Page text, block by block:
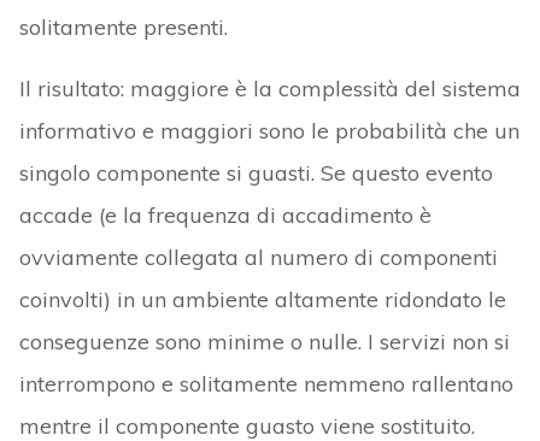
solitamente presenti.
Il risultato: maggiore è la complessità del sistema
informativo e maggiori sono le probabilità che un
singolo componente si guasti. Se questo evento
accade (e la frequenza di accadimento è
ovviamente collegata al numero di componenti
coinvolti) in un ambiente altamente ridondato le
conseguenze sono minime o nulle. I servizi non si
interrompono e solitamente nemmeno rallentano
mentre il componente guasto viene sostituito.